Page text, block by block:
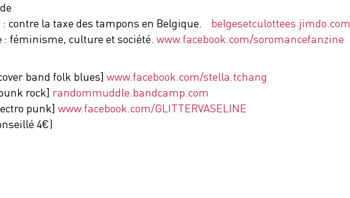
: contre la taxe des tampons en Belgique. belgesetculottees.jimdo.com
: féminisme, culture et société. www.facebook.com/soromancefanzine
band folk blues] www.facebook.com/stella.tchang
rock] randommuddle.bandcamp.com
punk] www.facebook.com/GLITTERVASELINE
4€)